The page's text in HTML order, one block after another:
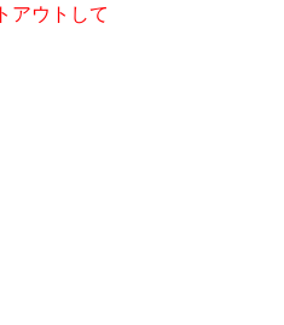
アウトして